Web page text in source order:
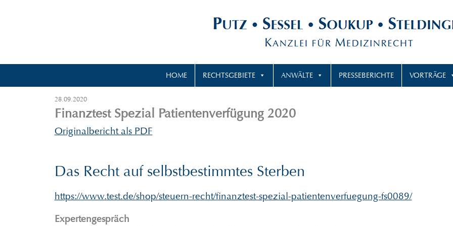
HOME RECHTSGEBIETE ANWÄLTE PRESSEBERICHTE VORTRÄGE
28.09.2020
Finanztest Spezial Patientenverfügung 2020
Originalbericht als PDF
Das Recht auf selbstbestimmtes Sterben
https://www.test.de/shop/steuern-recht/finanztest-spezial-patientenverfuegung-fs0089/
Expertengespräch